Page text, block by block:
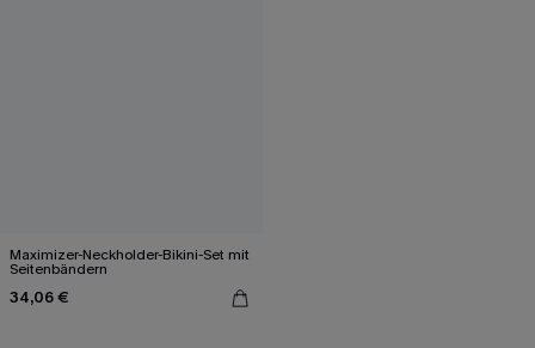
Maximizer-Neckholder-Bikini-Set mit
Seitenbändern
34,06 €